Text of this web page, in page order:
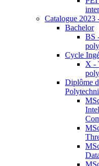
Catalogue 2023
Bachelor
BS
Cycle
X -
Diplôme